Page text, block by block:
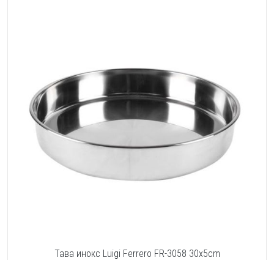
Тава инокс Luigi Ferrero FR-3058 30x5cm